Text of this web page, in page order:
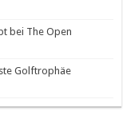
bei The Open
Golftrophäe